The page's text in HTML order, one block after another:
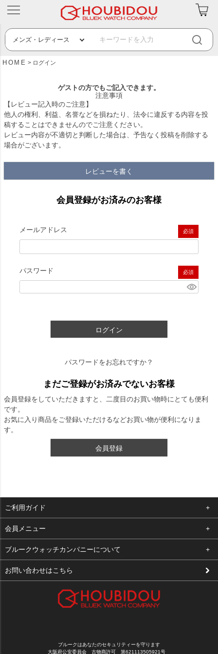
HOME ログイン
ゲストの方でもご記入できます。
注意事項
【レビュー記入時のご注意】
他人の権利、利益、名誉などを損ねたり、法令に違反する内容を投
稿することはできませんのでご注意ください。
レビュー内容が不適切と判断した場合は、予告なく投稿を削除する
場合がございます。
レビューを書く
会員登録がお済みのお客様
メールアドレス
(必須)
パスワード
(必須)
ログイン
パスワードをお忘れですか？
まだご登録がお済みでないお客様
会員登録をしていただきますと、二度目のお買い物時にとても便利
です。
お気に入り商品をご登録いただけるなどお買い物が便利になりま
す。
会員登録
ご利用ガイド
よくある質問
支払い・送料
修理依頼
会員メニュー
ログイン
お気に入り
ブルークウォッチカンパニーについて
会社概要
お問い合わせはこちら
ブルークはあなたのセキュリティーを守ります
大阪府公安委員会 古物商許可 第621113505921号